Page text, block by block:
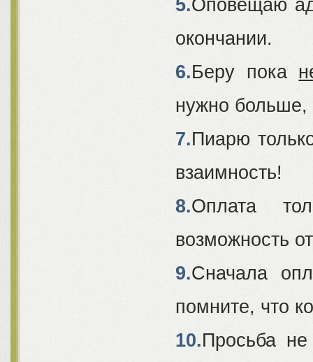
5.Оповещаю
окончании.
6.Беру пока
нужно
7.Пиарю
взаимность!
8.Оплата
возможность
9.Сначала
помните, что
10.Просьба